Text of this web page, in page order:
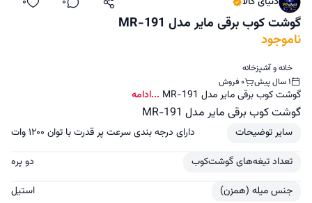
اشتراک‌گذاریدیدگاه لایک
گوشت کوب برقی مایر مدل MR-191
ناموجود
خانه و آشپزخانه
1 سال پیش
0 فروش
گوشت کوب برقی مایر مدل MR-191 ...ادامه
گوشت کوب برقی مایر مدل MR-191
سایر توضیحات
دارای درجه بندی سرعت پر قدرت با توان ۱۲۰۰ وات
تعداد تیغه‌های گوشت‌کوب
دو پره
جنس میله (همزن)
استیل